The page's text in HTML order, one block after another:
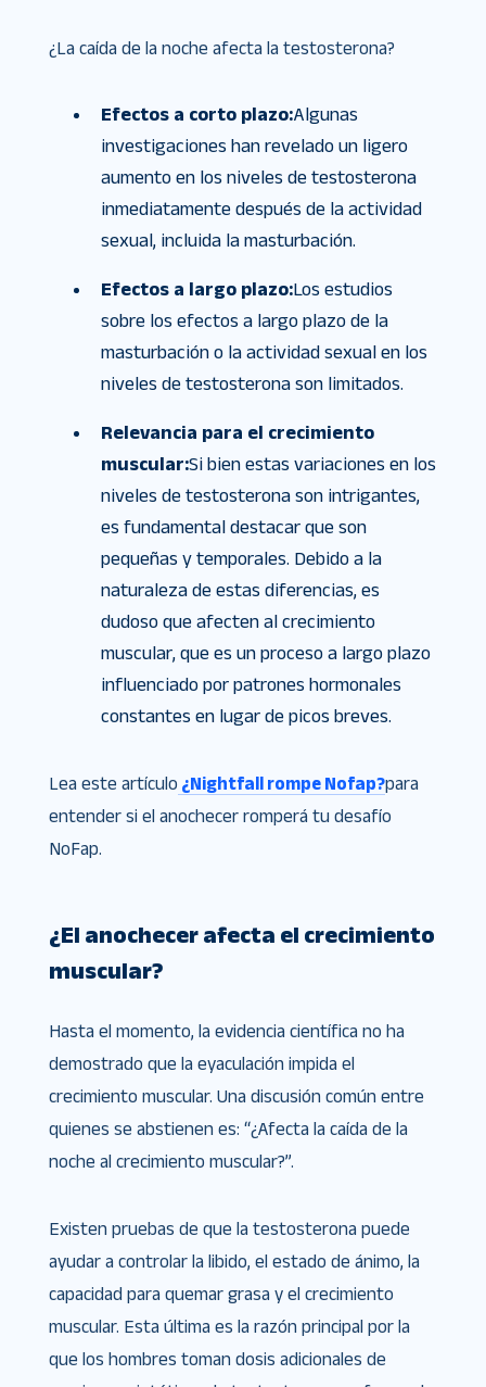
¿La caída de la noche afecta la testosterona?
Efectos a corto plazo:Algunas
investigaciones han revelado un ligero
aumento en los niveles de testosterona
inmediatamente después de la actividad
sexual, incluida la masturbación.
Efectos a largo plazo:Los estudios
sobre los efectos a largo plazo de la
masturbación o la actividad sexual en los
niveles de testosterona son limitados.
Relevancia para el crecimiento
muscular:Si bien estas variaciones en los
niveles de testosterona son intrigantes,
es fundamental destacar que son
pequeñas y temporales. Debido a la
naturaleza de estas diferencias, es
dudoso que afecten al crecimiento
muscular, que es un proceso a largo plazo
influenciado por patrones hormonales
constantes en lugar de picos breves.
Lea este artículo ¿Nightfall rompe Nofap?para
entender si el anochecer romperá tu desafío
NoFap.
¿El anochecer afecta el crecimiento
muscular?
Hasta el momento, la evidencia científica no ha
demostrado que la eyaculación impida el
crecimiento muscular. Una discusión común entre
quienes se abstienen es: “¿Afecta la caída de la
noche al crecimiento muscular?”.
Existen pruebas de que la testosterona puede
ayudar a controlar la libido, el estado de ánimo, la
capacidad para quemar grasa y el crecimiento
muscular. Esta última es la razón principal por la
que los hombres toman dosis adicionales de